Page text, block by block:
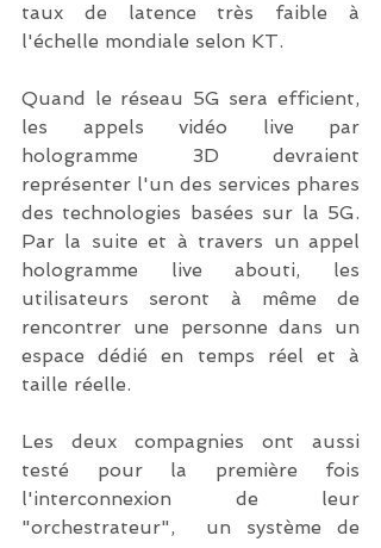
taux de latence très faible à
l'échelle mondiale selon KT.
Quand le réseau 5G sera efficient,
les appels vidéo live par
hologramme 3D devraient
représenter l'un des services phares
des technologies basées sur la 5G.
Par la suite et à travers un appel
hologramme live abouti, les
utilisateurs seront à même de
rencontrer une personne dans un
espace dédié en temps réel et à
taille réelle.
Les deux compagnies ont aussi
testé pour la première fois
l'interconnexion de leur
"orchestrateur",  un système de